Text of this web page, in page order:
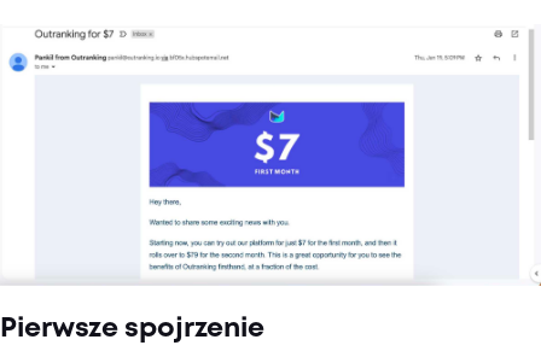
Pierwsze spojrzenie